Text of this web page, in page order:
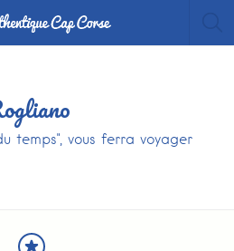
temps", vous ferra voyager